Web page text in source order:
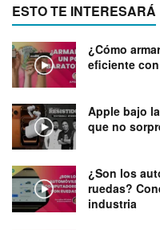
ESTO TE INTERESARÁ
¿Cómo
eficiente
Apple bajo
que no
¿Son los
ruedas?
industria